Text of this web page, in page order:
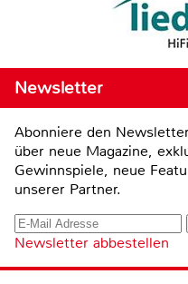
Newsletter
Abonniere den
über neue Magazine,
Gewinnspiele, neue
unserer Partner.
Newsletter abbestellen